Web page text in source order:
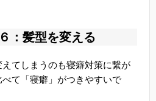
：髪型を変える
えてしまうのも寝癖対策に繋が
て「寝癖」がつきやすいで